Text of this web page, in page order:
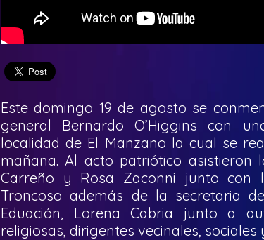
Este domingo 19 de agosto se
general Bernardo O’Higgins con
localidad de El Manzano la cual se
mañana. Al acto patriótico asistieron
Carreño y Rosa Zaconni junto con
Troncoso además de la secretaria
Eduación, Lorena Cabria junto a
religiosas, dirigentes vecinales, sociales